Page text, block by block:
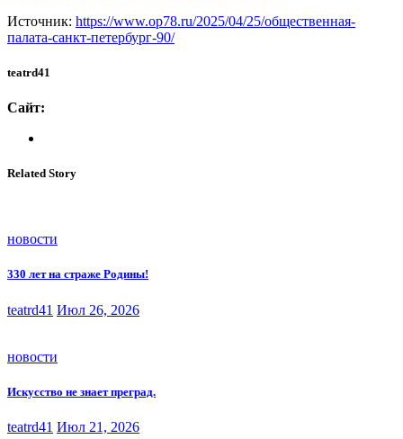
Источник: https://www.op78.ru/2025/04/25/общественная-
палата-санкт-петербург-90/
teatrd41
Сайт:
Related Story
новости
330 лет на страже Родины!
teatrd41 Июл 26, 2026
новости
Искусство не знает преград.
teatrd41 Июл 21, 2026